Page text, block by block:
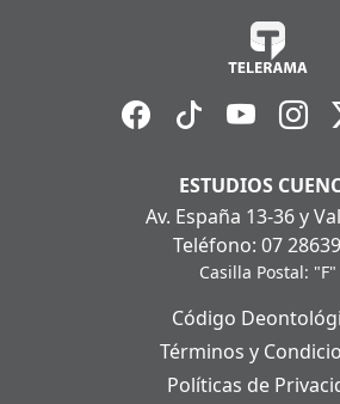
ESTUDIOS
Av. España 13-36 y
Teléfono: 07
Casilla Postal: "F"
Código
Términos y
Políticas de